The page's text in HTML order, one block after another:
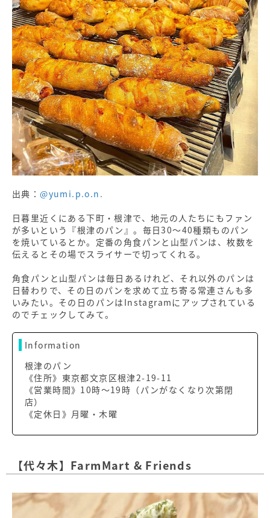
出典：@yumi.p.o.n.
日暮里近くにある下町・根津で、地元の人たちにもファン
が多いという『根津のパン』。毎日30〜40種類ものパン
を焼いているとか。定番の角食パンと山型パンは、枚数を
伝えるとその場でスライサーで切ってくれる。
角食パンと山型パンは毎日あるけれど、それ以外のパンは
日替わりで、その日のパンを求めて立ち寄る常連さんも多
いみたい。その日のパンはInstagramにアップされている
のでチェックしてみて。
Information
根津のパン
《住所》東京都文京区根津2-19-11
《営業時間》10時〜19時（パンがなくなり次第閉
店）
《定休日》月曜・木曜
【代々木】FarmMart & Friends